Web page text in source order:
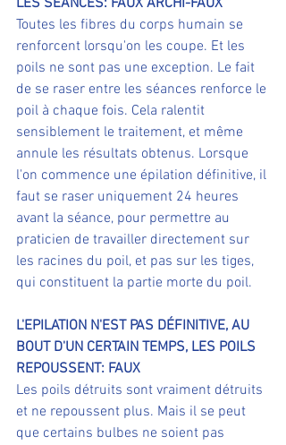
LES SÉANCES: FAUX ARCHI-FAUX
Toutes les fibres du corps humain se
renforcent lorsqu'on les coupe. Et les
poils ne sont pas une exception. Le fait
de se raser entre les séances renforce le
poil à chaque fois. Cela ralentit
sensiblement le traitement, et même
annule les résultats obtenus. Lorsque
l'on commence une épilation définitive, il
faut se raser uniquement 24 heures
avant la séance, pour permettre au
praticien de travailler directement sur
les racines du poil, et pas sur les tiges,
qui constituent la partie morte du poil.
L'EPILATION N'EST PAS DÉFINITIVE, AU
BOUT D'UN CERTAIN TEMPS, LES POILS
REPOUSSENT: FAUX
Les poils détruits sont vraiment détruits
et ne repoussent plus. Mais il se peut
que certains bulbes ne soient pas